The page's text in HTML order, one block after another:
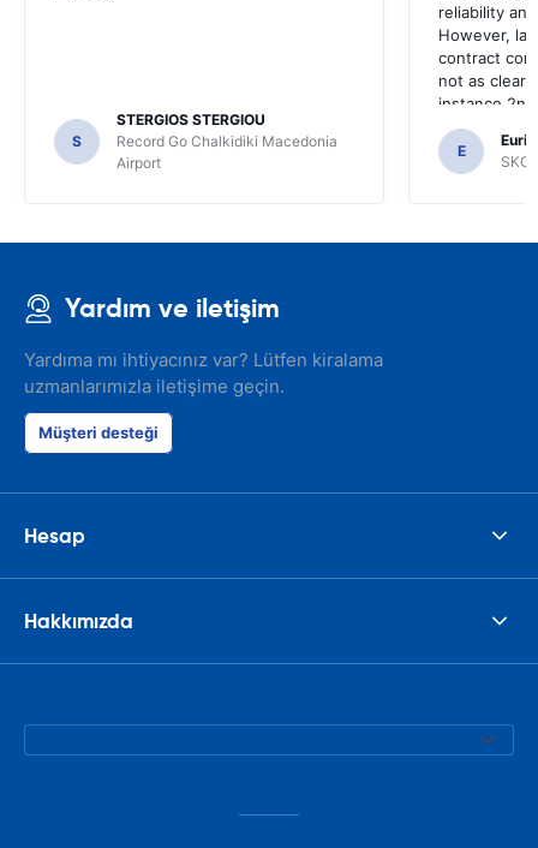
S
STERGIOS STERGIOU
Record Go Chalkidiki Macedonia
Airport
reliability
However,
contract
not as clear
instance
the most
your site.
E
SKG
Yardım ve iletişim
Yardıma mı ihtiyacınız var? Lütfen kiralama
uzmanlarımızla iletişime geçin.
Müşteri desteği
Hesap
Hakkımızda